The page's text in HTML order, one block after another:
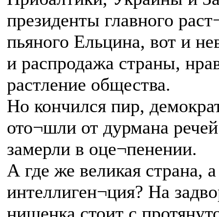
президенты главного
пьяного Ельцина, вот и
и распродажа страны,
растление общества.
Но кончился пир,
ото¬шли от дурмана
замерли в оце¬пенении.
А где же великая страна,
интеллиген¬ция? На